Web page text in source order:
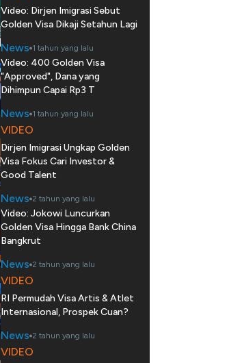
Video: Dirjen Imigrasi Sebut
Golden Visa Dikaji Setahun Lagi
News 1 tahun yang lalu
Video: 400 Golden Visa
"Approved", Dana yang
Dihimpun Capai Rp3 T
News 1 tahun yang lalu
VIDEO
Dirjen Imigrasi Ungkap Golden
Visa Fokus Cari Investor &
Good Talent
News 2 tahun yang lalu
Video: Jokowi Luncurkan
Golden Visa Hingga Bank China
Bangkrut
News 2 tahun yang lalu
VIDEO
RI Permudah Visa Artis & Atlet
Internasional, Prospek Cuan?
News 2 tahun yang lalu
VIDEO